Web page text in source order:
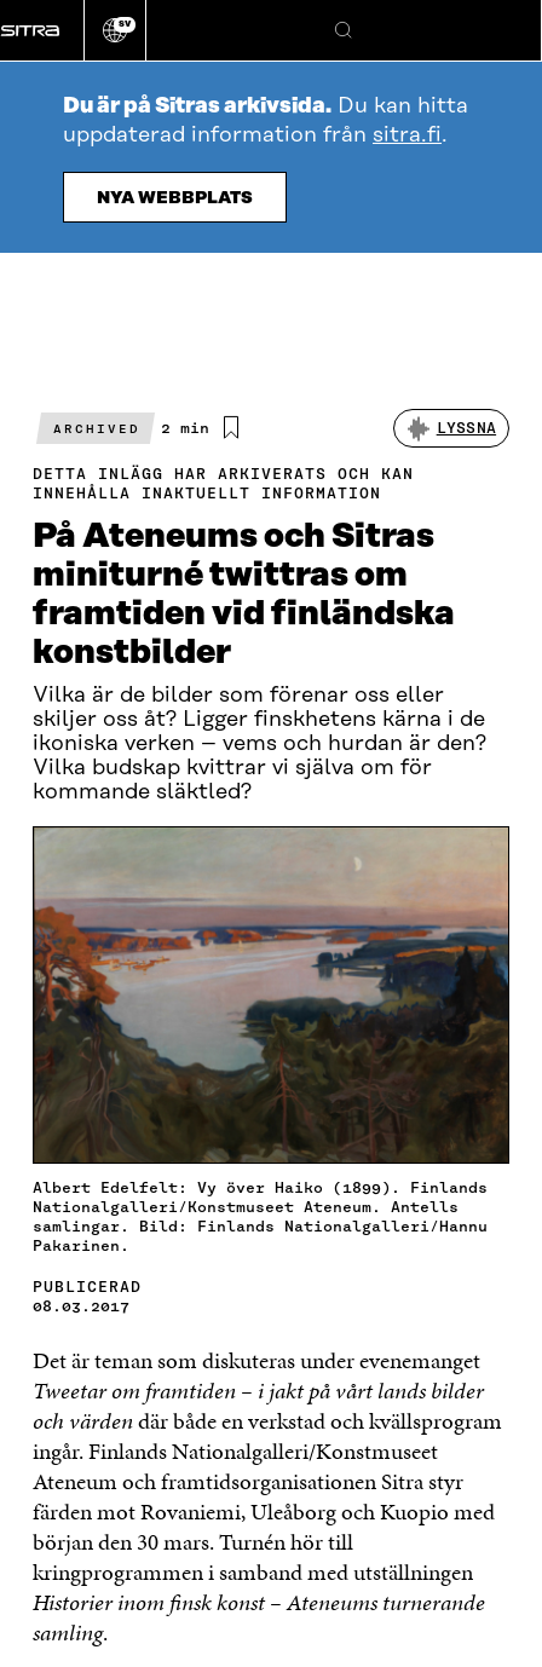
direkt
till
Ändra
språk
SV
Sök
Du är på Sitras arkivsida. Du kan hitta
uppdaterad information från sitra.fi.
NYA WEBBPLATS
ARCHIVED
Beräknad
2 min LYSSNA
DETTA INLÄGG HAR ARKIVERATS OCH KAN
INNEHÅLLA INAKTUELLT INFORMATION
På Ateneums och Sitras
miniturné twittras om
framtiden vid finländska
konstbilder
Vilka är de bilder som förenar oss eller
skiljer oss åt? Ligger finskhetens kärna i de
ikoniska verken – vems och hurdan är den?
Vilka budskap kvittrar vi själva om för
kommande släktled?
Albert Edelfelt: Vy över Haiko (1899). Finlands
Nationalgalleri/Konstmuseet Ateneum. Antells
samlingar. Bild: Finlands Nationalgalleri/Hannu
Pakarinen.
PUBLICERAD
08.03.2017
Det är teman som diskuteras under evenemanget
Tweetar om framtiden – i jakt på vårt lands bilder
och värdendär både en verkstad och kvällsprogram
ingår. Finlands Nationalgalleri/Konstmuseet
Ateneum och framtidsorganisationen Sitra styr
färden mot Rovaniemi, Uleåborg och Kuopio med
början den 30 mars. Turnén hör till
kringprogrammen i samband med utställningen
Historier inom finsk konst – Ateneums turnerande
samling.